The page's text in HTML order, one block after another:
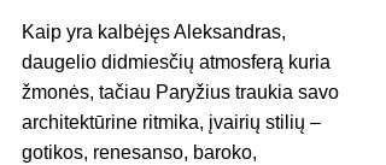
Kaip yra kalbėjęs Aleksandras,
daugelio didmiesčių atmosferą kuria
žmonės, tačiau Paryžius traukia savo
architektūrine ritmika, įvairių stilių –
gotikos, renesanso, baroko,